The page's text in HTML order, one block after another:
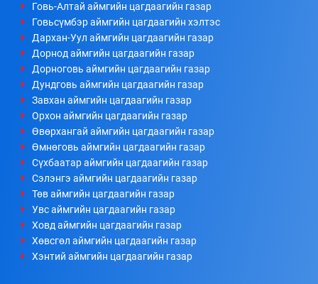
Говь-Алтай аймгийн цагдаагийн газар
Говьсүмбэр аймгийн цагдаагийн хэлтэс
Дархан-Уул аймгийн цагдаагийн газар
Дорнод аймгийн цагдаагийн газар
Дорноговь аймгийн цагдаагийн газар
Дундговь аймгийн цагдаагийн газар
Завхан аймгийн цагдаагийн газар
Орхон аймгийн цагдаагийн газар
Өвөрхангай аймгийн цагдаагийн газар
Өмнөговь аймгийн цагдаагийн газар
Сүхбаатар аймгийн цагдаагийн газар
Сэлэнгэ аймгийн цагдаагийн газар
Төв аймгийн цагдаагийн газар
Увс аймгийн цагдаагийн газар
Ховд аймгийн цагдаагийн газар
Хөвсгөл аймгийн цагдаагийн газар
Хэнтий аймгийн цагдаагийн газар